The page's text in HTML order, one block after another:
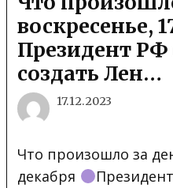
воскресенье,
Президент
создать Лен…
17.12.2023
Что произошло за
декабря